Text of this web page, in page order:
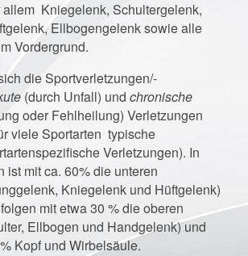
Kniegelenk, Schultergelenk,
Ellbogengelenk sowie alle
Vordergrund.
die Sportverletzungen/-
(durch Unfall) und chronische
oder Fehlheilung) Verletzungen
viele Sportarten typische
Verletzungen). In
ist mit ca. 60% die unteren
Kniegelenk und Hüftgelenk)
mit etwa 30 % die oberen
Ellbogen und Handgelenk) und
Kopf und Wirbelsäule.